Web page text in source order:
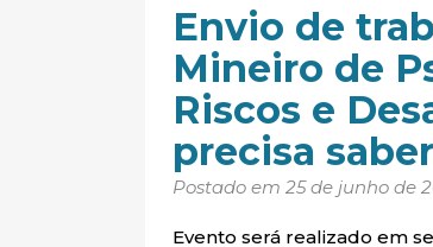
Envio de
Mineiro de
Riscos e
precisa saber
Postado em 25 de junho de
Evento será realizado em